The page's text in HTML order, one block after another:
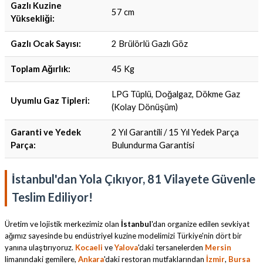
Gazlı Kuzine
Yüksekliği:
57 cm
Gazlı Ocak Sayısı: 2 Brülörlü Gazlı Göz
Toplam Ağırlık: 45 Kg
Uyumlu Gaz Tipleri:
LPG Tüplü, Doğalgaz, Dökme Gaz
(Kolay Dönüşüm)
Garanti ve Yedek
Parça:
2 Yıl Garantili / 15 Yıl Yedek Parça
Bulundurma Garantisi
İstanbul'dan Yola Çıkıyor, 81 Vilayete Güvenle
Teslim Ediliyor!
Üretim ve lojistik merkezimiz olan İstanbul'dan organize edilen sevkiyat
ağımız sayesinde bu endüstriyel kuzine modelimizi Türkiye'nin dört bir
yanına ulaştırıyoruz. Kocaeli veYalova'daki tersanelerden Mersin
limanındaki gemilere, Ankara'daki restoran mutfaklarından İzmir, Bursa